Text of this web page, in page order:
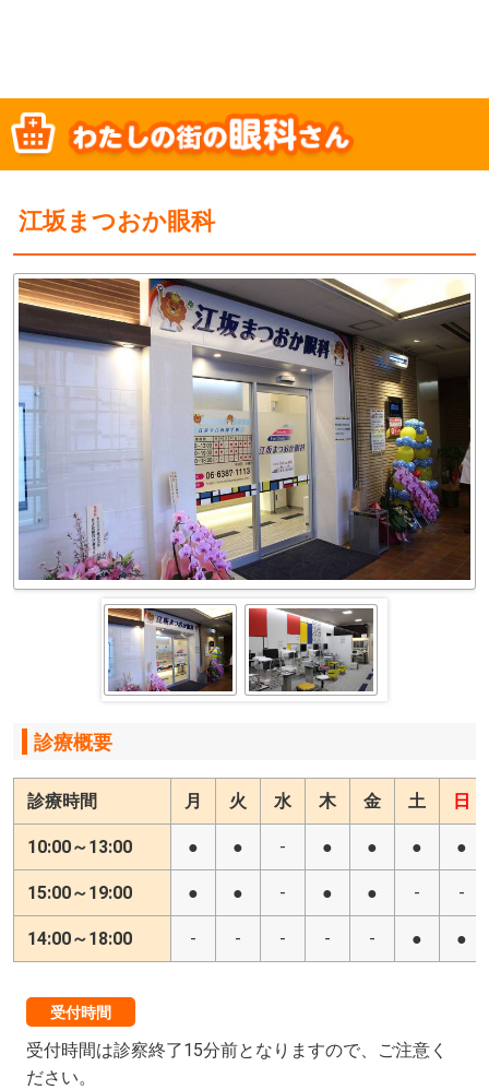
江坂まつおか眼科
診療概要
診療時間 月 火 水 木 金 土 日
10:00～13:00 ● ● - ● ● ● ●
15:00～19:00 ● ● - ● ● - -
14:00～18:00 - - - - - ● ●
受付時間
受付時間は診察終了15分前となりますので、ご注意く
ださい。